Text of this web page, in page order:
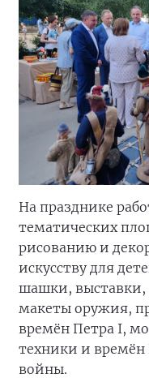
На празднике
тематических
рисованию и
искусству для
шашки, выставки,
макеты оружия,
времён Петра I,
техники и времён
войны.